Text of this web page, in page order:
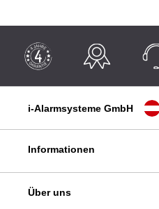
i-Alarmsysteme GmbH
Informationen
Über uns